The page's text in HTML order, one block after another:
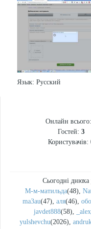
Язык: Русский
Онлайн всього:
Гостей: 3
Користувачів:
Сьогодні днюха
М-м-матильда(48),
ma3au(47), аля(46),
javdet888(58), _alex_
yulshevchu(2026),